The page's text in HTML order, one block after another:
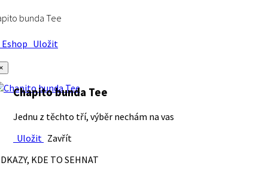
bunda Tee
Uložit
Chapito bunda Tee
Jednu z těchto tří, výběr nechám na vas
Uložit Zavřít
KDE TO SEHNAT